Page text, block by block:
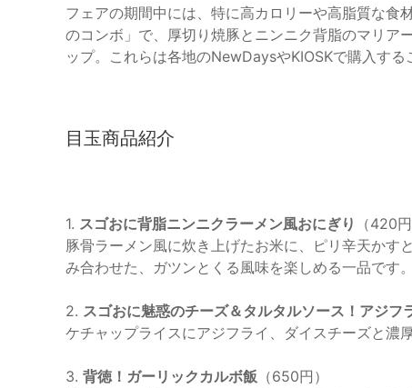
フェアの期間中には、特に高カロリーや高脂質な食
のコンボ」で、厚切り焼豚とニンニク背脂のマリア
ップ。これらは各地のNewDaysやKIOSKで購入する
目玉商品紹介
1. スゴおに背脂ニンニクラーメン風おにぎり
（420円
豚骨ラーメン風に炊き上げたお米に、ピリ辛天かす
み合わせた、ガツンとくる風味を楽しめる一品です。
2. スゴおに魅惑のチーズ＆タルタルソース！アジフ
ケチャップライスにアジフライ、ダイスチーズと濃
3. 背徳！ガーリックカルボ飯 （650円）